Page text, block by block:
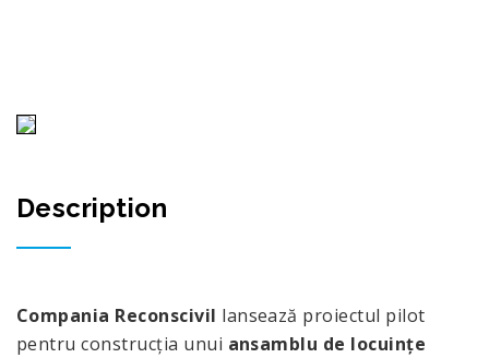
Description
Compania Reconscivil lansează proiectul pilot
pentru construcția unui ansamblu de locuințe